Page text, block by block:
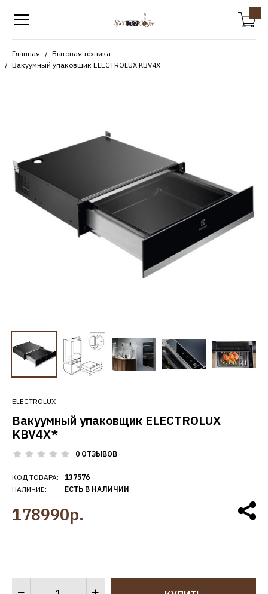
Главная
Бытовая техника
Вакуумный упаковщик ELECTROLUX KBV4X
ELECTROLUX
Вакуумный упаковщик ELECTROLUX
KBV4X*
0 ОТЗЫВОВ
КОД ТОВАРА:
НАЛИЧИЕ:
137576
ЕСТЬ В НАЛИЧИИ
178990р.